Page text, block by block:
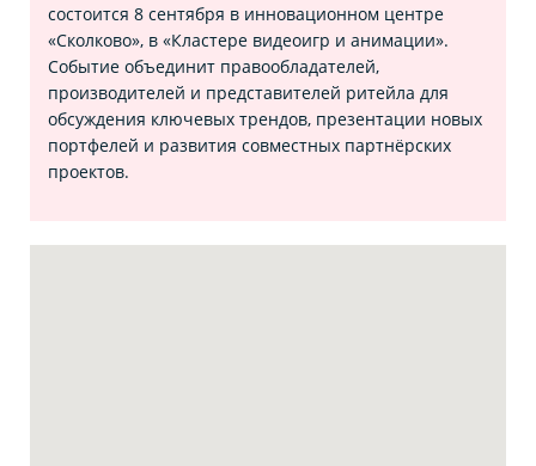
состоится 8 сентября в инновационном центре
«Сколково», в «Кластере видеоигр и анимации».
Событие объединит правообладателей,
производителей и представителей ритейла для
обсуждения ключевых трендов, презентации новых
портфелей и развития совместных партнёрских
проектов.